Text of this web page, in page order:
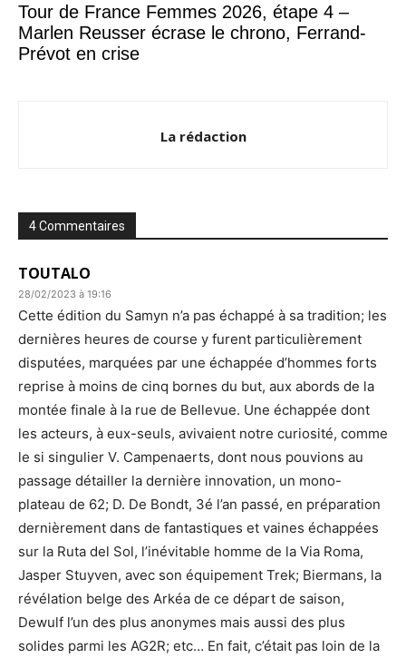
Tour de France Femmes 2026, étape 4 –
Marlen Reusser écrase le chrono, Ferrand-
Prévot en crise
La rédaction
4 Commentaires
TOUTALO
28/02/2023 à 19:16
Cette édition du Samyn n’a pas échappé à sa tradition; les
dernières heures de course y furent particulièrement
disputées, marquées par une échappée d’hommes forts
reprise à moins de cinq bornes du but, aux abords de la
montée finale à la rue de Bellevue. Une échappée dont
les acteurs, à eux-seuls, avivaient notre curiosité, comme
le si singulier V. Campenaerts, dont nous pouvions au
passage détailler la dernière innovation, un mono-
plateau de 62; D. De Bondt, 3é l’an passé, en préparation
dernièrement dans de fantastiques et vaines échappées
sur la Ruta del Sol, l’inévitable homme de la Via Roma,
Jasper Stuyven, avec son équipement Trek; Biermans, la
révélation belge des Arkéa de ce départ de saison,
Dewulf l’un des plus anonymes mais aussi des plus
solides parmi les AG2R; etc… En fait, c’était pas loin de la